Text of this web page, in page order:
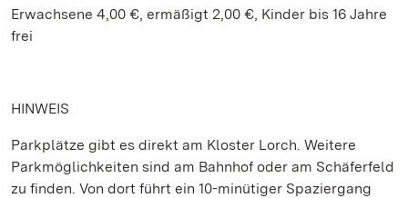
Erwachsene 4,00 €, ermäßigt 2,00 €, Kinder bis 16 Jahre
frei
HINWEIS
Parkplätze gibt es direkt am Kloster Lorch. Weitere
Parkmöglichkeiten sind am Bahnhof oder am Schäferfeld
zu finden. Von dort führt ein 10-minütiger Spaziergang